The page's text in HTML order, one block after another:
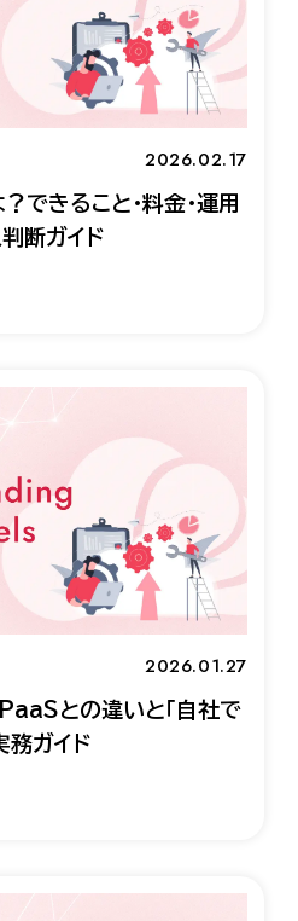
2026.02.17
きること・料金・運用
断ガイド
2026.01.27
との違いと「自社で
務ガイド